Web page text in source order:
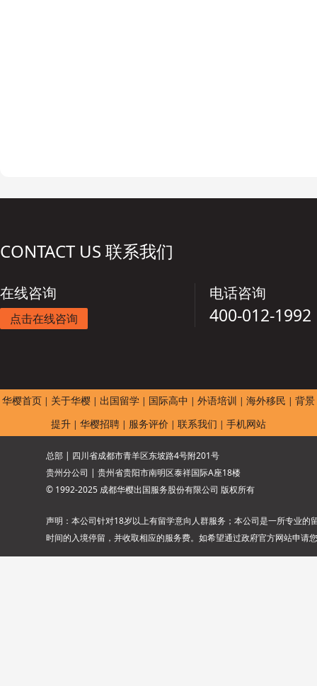
CONTACT US 联系我们
在线咨询
点击在线咨询
电话咨询
400-012-1992
华樱首页 | 关于华樱 | 出国留学 | 国际高中 | 外语培训 | 海外移民 | 背景
提升 | 华樱招聘 | 服务评价 | 联系我们 | 手机网站
总部 | 四川省成都市青羊区东坡路4号附201号
贵州分公司 | 贵州省贵阳市南明区泰祥国际A座18楼
© 1992-2025 成都华樱出国服务股份有限公司 版权所有
声明：本公司针对18岁以上有留学意向人群服务；本公司是一所专业
时间的入境停留，并收取相应的服务费。如希望通过政府官方网站申请